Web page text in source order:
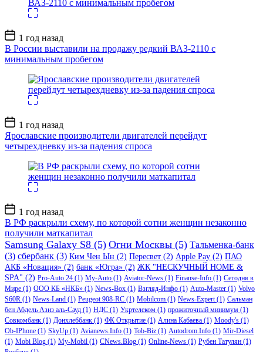
Дата
записи
1 год назад
В России выставили на продажу редкий ВАЗ-2110 с
минимальным пробегом
Дата
записи
1 год назад
Ярославские производители двигателей перейдут
четырехдневку из-за падения спроса
Дата
записи
1 год назад
В РФ раскрыли схему, по которой сотни женщин незаконно
получили маткапитал
Samsung Galaxy S8 (5) Огни Москвы (5) Тальменка-банк
(3) сбербанк (3) Ким Чен Ын (2) Пересвет (2) Apple Pay (2) ПАО
АКБ «Новация» (2) банк «Югра» (2) ЖК "НЕСКУЧНЫЙ HOME &
SPA" (2) Pro-Auto 24 (1) My-Auto (1) Aviator-News (1) Finanse-Info (1) Сегодня в
Мире (1) ООО КБ «НКБ» (1) News-Box (1) Взгляд-Инфо (1) Auto-Master (1) Volvo
S60R (1) News-Land (1) Peugeot 908-RC (1) Mobilcom (1) News-Expert(1) Сальман
бен Абдель Азиз аль-Сауд (1) НДС (1) Укртелеком (1) прожиточный минимум (1)
Совкомбанк (1) Донхлеббанк (1) ФК Открытие (1) Алина Кабаева (1) Moody's (1)
Ob-IPhone (1) SkyUp (1) Avianews.Info (1) Tob-Biz (1) Autodrom.Info (1) Mir-Diesel
(1) Mobi Blog (1) My-Mobil (1) CNews.Blog (1) Online-News (1) Рубен Татулян (1)